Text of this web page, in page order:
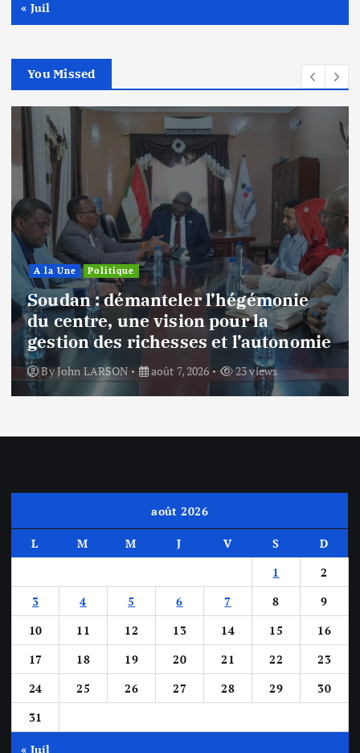
« Juil
You Missed
A la Une Politique
Soudan : démanteler l’hégémonie
du centre, une vision pour la
gestion des richesses et l’autonomie
ByJohn LARSON août 7, 2026 23 views
août 2026
L M M J V S
D
1
2
3
4 5 6 7 8
9
10
11 12 13 14 15
16
17
18 19 20 21 22
23
24
25 26 27 28 29
30
31
« Juil